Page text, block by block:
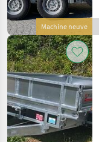
Machine neuve